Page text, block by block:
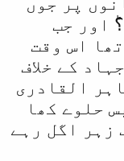
اور جب
اس وقت
کے خلاف
القادری
حلوے کھا
زہر اگل رہے